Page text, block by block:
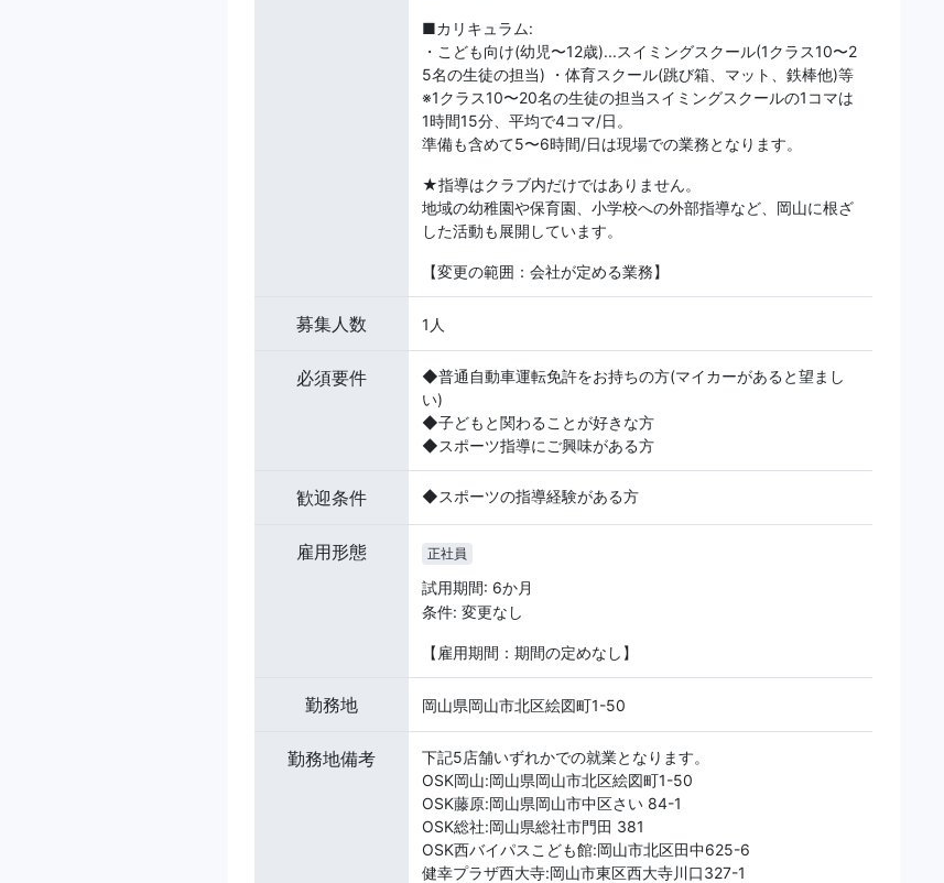
■カリキュラム:
・こども向け(幼児〜12歳)...スイミングスクール(1クラス10〜2
5名の生徒の担当) ・体育スクール(跳び箱、マット、鉄棒他)等
※1クラス10〜20名の生徒の担当スイミングスクールの1コマは
1時間15分、平均で4コマ/日。
準備も含めて5〜6時間/日は現場での業務となります。
★指導はクラブ内だけではありません。
地域の幼稚園や保育園、小学校への外部指導など、岡山に根ざ
した活動も展開しています。
【変更の範囲：会社が定める業務】
募集人数 1人
必須要件
◆普通自動車運転免許をお持ちの方(マイカーがあると望まし
い)
◆子どもと関わることが好きな方
◆スポーツ指導にご興味がある方
歓迎条件 ◆スポーツの指導経験がある方
雇用形態 正社員
試用期間: 6か月
条件: 変更なし
【雇用期間：期間の定めなし】
勤務地 岡山県岡山市北区絵図町1-50
勤務地備考
下記5店舗いずれかでの就業となります。
OSK岡山:岡山県岡山市北区絵図町1-50
OSK藤原:岡山県岡山市中区さい 84-1
OSK総社:岡山県総社市門田 381
OSK西バイパスこども館:岡山市北区田中625-6
健幸プラザ西大寺:岡山市東区西大寺川口327-1